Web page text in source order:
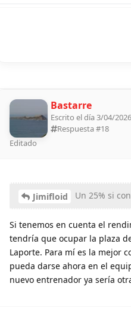
Bastarre
Escrito el día 3/04/
Respuesta #18
Editado
Jimifloid Un 25% si
Si tenemos en cuenta el
tendría que ocupar la plaza
Laporte. Para mí es la mejor
pueda darse ahora en el
nuevo entrenador ya sería